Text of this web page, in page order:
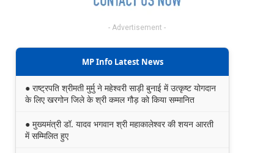
- Advertisement -
MP Info Latest News
● राष्ट्रपति श्रीमती मुर्मु ने महेश्वरी साड़ी बुनाई में उत्कृष्ट योगदान
के लिए खरगोन जिले के श्री कमल गौड़ को किया सम्मानित
● मुख्यमंत्री डॉ. यादव भगवान श्री महाकालेश्‍वर की शयन आरती
में सम्मिलित हुए